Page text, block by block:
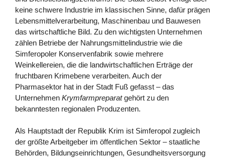
keine schwere Industrie im klassischen Sinne, dafür prägen
Lebensmittelverarbeitung, Maschinenbau und Bauwesen
das wirtschaftliche Bild. Zu den wichtigsten Unternehmen
zählen Betriebe der Nahrungsmittelindustrie wie die
Simferopoler Konservenfabrik sowie mehrere
Weinkellereien, die die landwirtschaftlichen Erträge der
fruchtbaren Krimebene verarbeiten. Auch der
Pharmasektor hat in der Stadt Fuß gefasst – das
Unternehmen Krymfarmpreparatgehört zu den
bekanntesten regionalen Produzenten.
Als Hauptstadt der Republik Krim ist Simferopol zugleich
der größte Arbeitgeber im öffentlichen Sektor – staatliche
Behörden, Bildungseinrichtungen, Gesundheitsversorgung